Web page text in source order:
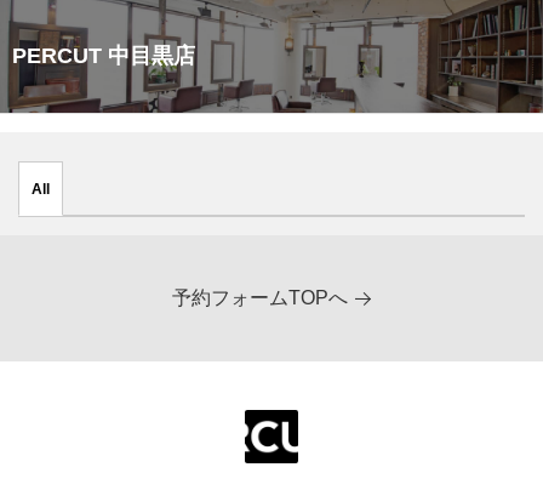
PERCUT 中目黒店
All
予約フォームTOPへ